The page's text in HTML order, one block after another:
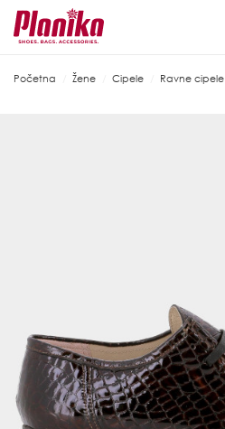
Početna Žene Cipele Ravne cipele